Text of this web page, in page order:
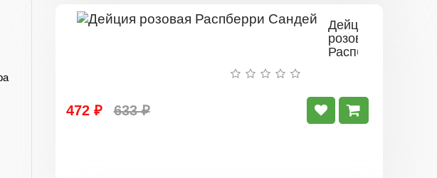
Дейция
розовая
Распберри
472 ₽ 633 ₽